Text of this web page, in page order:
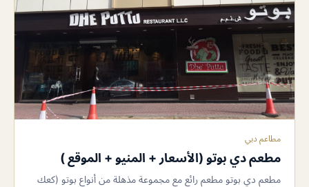
مطاعم دبي
مطعم دي بوتو (الأسعار + المنيو + الموقع )
مطعم دي بوتو مطعم رائع مع مجموعة مذهلة من أنواع بوتو (كعك